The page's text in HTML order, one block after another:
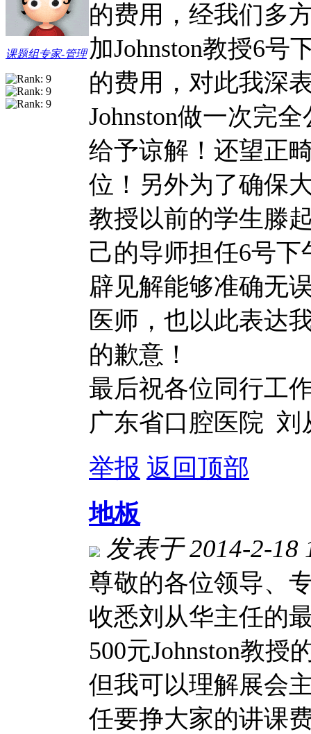
课题组专家-管理
的费用，经我们多
加Johnston教授6号
的费用，对此我深
Johnston做一次完
给予谅解！还望正
位！另外为了确保
教授以前的学生滕
己的导师担任6号下
辟见解能够准确无
医师，也以此表达
的歉意！
最后祝各位同行工
广东省口腔医院 刘
举报 返回顶部
地板
发表于 2014-2-18
尊敬的各位领导、
收悉刘从华主任的
500元Johnston教
但我可以理解展会
任要挣大家的讲课